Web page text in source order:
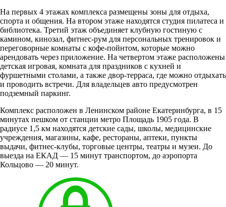
На первых 4 этажах комплекса размещены зоны для отдыха,
спорта и общения. На втором этаже находятся студия пилатеса и
библиотека. Третий этаж объединяет клубную гостиную с
камином, кинозал, фитнес-рум для персональных тренировок и
переговорные комнаты с кофе-пойнтом, которые можно
арендовать через приложение. На четвертом этаже расположены
детская игровая, комната для праздников с кухней и
фуршетными столами, а также двор-терраса, где можно отдыхать
и проводить встречи. Для владельцев авто предусмотрен
подземный паркинг.
Комплекс расположен в Ленинском районе Екатеринбурга, в 15
минутах пешком от станции метро Площадь 1905 года. В
радиусе 1,5 км находятся детские сады, школы, медицинские
учреждения, магазины, кафе, рестораны, аптеки, пункты
выдачи, фитнес-клубы, торговые центры, театры и музеи. До
выезда на ЕКАД — 15 минут транспортом, до аэропорта
Кольцово — 20 минут.